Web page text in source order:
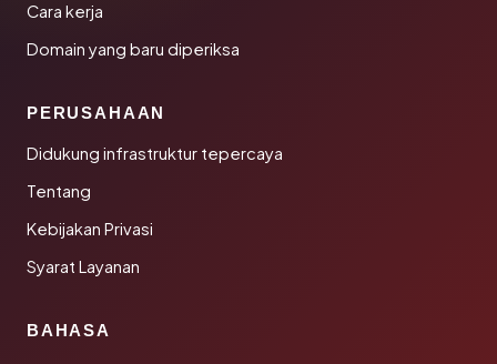
Cara kerja
Domain yang baru diperiksa
PERUSAHAAN
Didukung infrastruktur tepercaya
Tentang
Kebijakan Privasi
Syarat Layanan
BAHASA